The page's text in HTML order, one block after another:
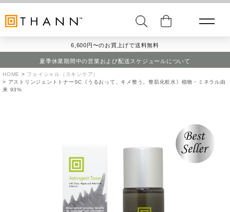
6,600円〜のお買上げで送料無料
夏季休業期間中の営業および配送スケジュールについて
HOME
フェイシャル（スキンケア）
アストリンジェントトナーSC《うるおって、キメ整う。整肌化粧水》植物・ミネラル由
来 93%